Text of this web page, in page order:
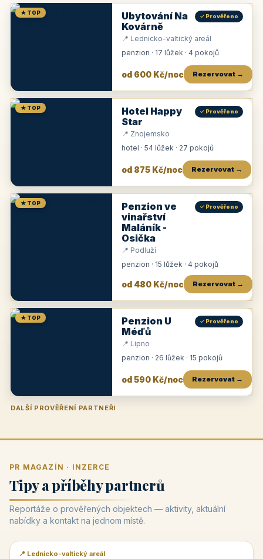
★ TOP
Ubytování Na
Kovárně
✓ Prověřeno
📍 Lednicko-valtický areál
penzion · 17 lůžek · 4 pokojů
od 600 Kč/noc Rezervovat →
★ TOP
Hotel Happy
Star
✓ Prověřeno
📍 Znojemsko
hotel · 54 lůžek · 27 pokojů
od 875 Kč/noc Rezervovat →
★ TOP
Penzion ve
vinařství
Maláník -
Osička
✓ Prověřeno
📍 Podluží
penzion · 15 lůžek · 4 pokojů
od 480 Kč/noc Rezervovat →
★ TOP
Penzion U
Méďů
✓ Prověřeno
📍 Lipno
penzion · 26 lůžek · 15 pokojů
od 590 Kč/noc Rezervovat →
DALŠÍ PROVĚŘENÍ PARTNEŘI
Penzion U Zámku Pension Faber
PR MAGAZÍN · INZERCE
Tipy a příběhy partnerů
Reportáže o prověřených objektech — aktivity, aktuální
nabídky a kontakt na jednom místě.
📰 PR článek
📍 Lednicko-valtický areál